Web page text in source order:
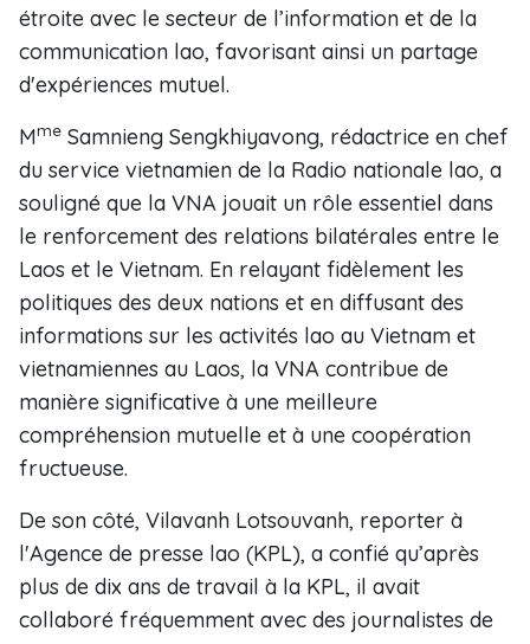
étroite avec le secteur de l’information et de la
communication lao, favorisant ainsi un partage
d'expériences mutuel.
Mme Samnieng Sengkhiyavong, rédactrice en chef
du service vietnamien de la Radio nationale lao, a
souligné que la VNA jouait un rôle essentiel dans
le renforcement des relations bilatérales entre le
Laos et le Vietnam. En relayant fidèlement les
politiques des deux nations et en diffusant des
informations sur les activités lao au Vietnam et
vietnamiennes au Laos, la VNA contribue de
manière significative à une meilleure
compréhension mutuelle et à une coopération
fructueuse.
De son côté, Vilavanh Lotsouvanh, reporter à
l'Agence de presse lao (KPL), a confié qu’après
plus de dix ans de travail à la KPL, il avait
collaboré fréquemment avec des journalistes de